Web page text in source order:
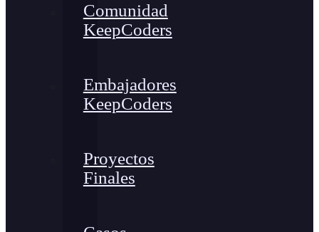
Comunidad
KeepCoders
Embajadores
KeepCoders
Proyectos
Finales